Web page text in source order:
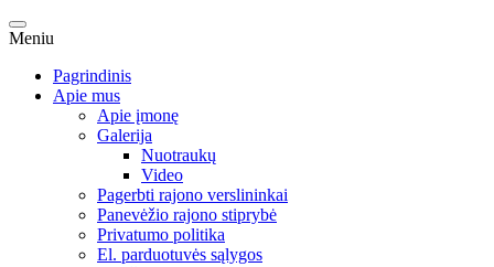
Meniu
Pagrindinis
Apie mus
Apie įmonę
Galerija
Nuotraukų
Video
Pagerbti rajono verslininkai
Panevėžio rajono stiprybė
Privatumo politika
El. parduotuvės sąlygos